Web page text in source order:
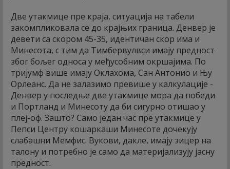
Две утакмице пре краја, ситуација на табели
закомпликовала се до крајњих граница. Денвер је
девети са скором 45-35, идентичан скор има и
Минесота, с тим да Тимбервулвси имају предност
због бољег односа у међусобним окршајима. По
тријумф више имају Оклахома, Сан Антонио и Њу
Орлеанс. Да не залазимо превише у калкулације -
Денвер у последње две утакмице мора да победи
и Портланд и Минесоту да би сигурно отишао у
плеј-оф. Зашто? Само један час пре утакмице у
Пепси Центру кошаркаши Минесоте дочекују
слабашни Мемфис. Вукови, дакле, имају зицер на
талону и потребно је само да материјализују јасну
предност.